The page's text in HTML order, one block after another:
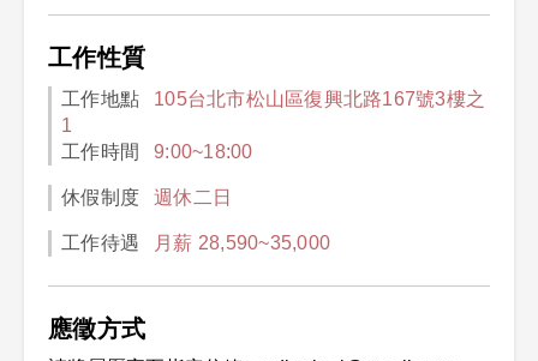
工作性質
工作地點
105台北市松山區復興北路167號3樓之
1
工作時間
9:00~18:00
休假制度 週休二日
工作待遇 月薪 28,590~35,000
應徵方式